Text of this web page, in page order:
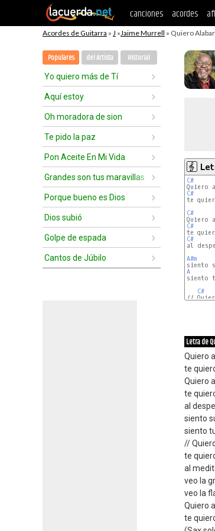
canciones acordes
Acordes de Guitarra » J »Jaime Murrell » Quiero Alabar
Populares del Artista Historial
Yo quiero más de Tí
Aquí estoy
Oh moradora de sion
Te pido la paz
Pon Aceite En Mi Vida
Grandes son tus maravillas
Porque bueno es Dios
Dios subió
Golpe de espada
Cantos de Júbilo
C#
C#
C#
C#
C#
al
A#m
A
siento
C#
Letra de
Quiero
te
Quiero
te
al
siento
siento
//
te
al
veo la
veo la
Quiero
te